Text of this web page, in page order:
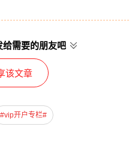
需要的朋友吧
该文章
#vip开户专栏#